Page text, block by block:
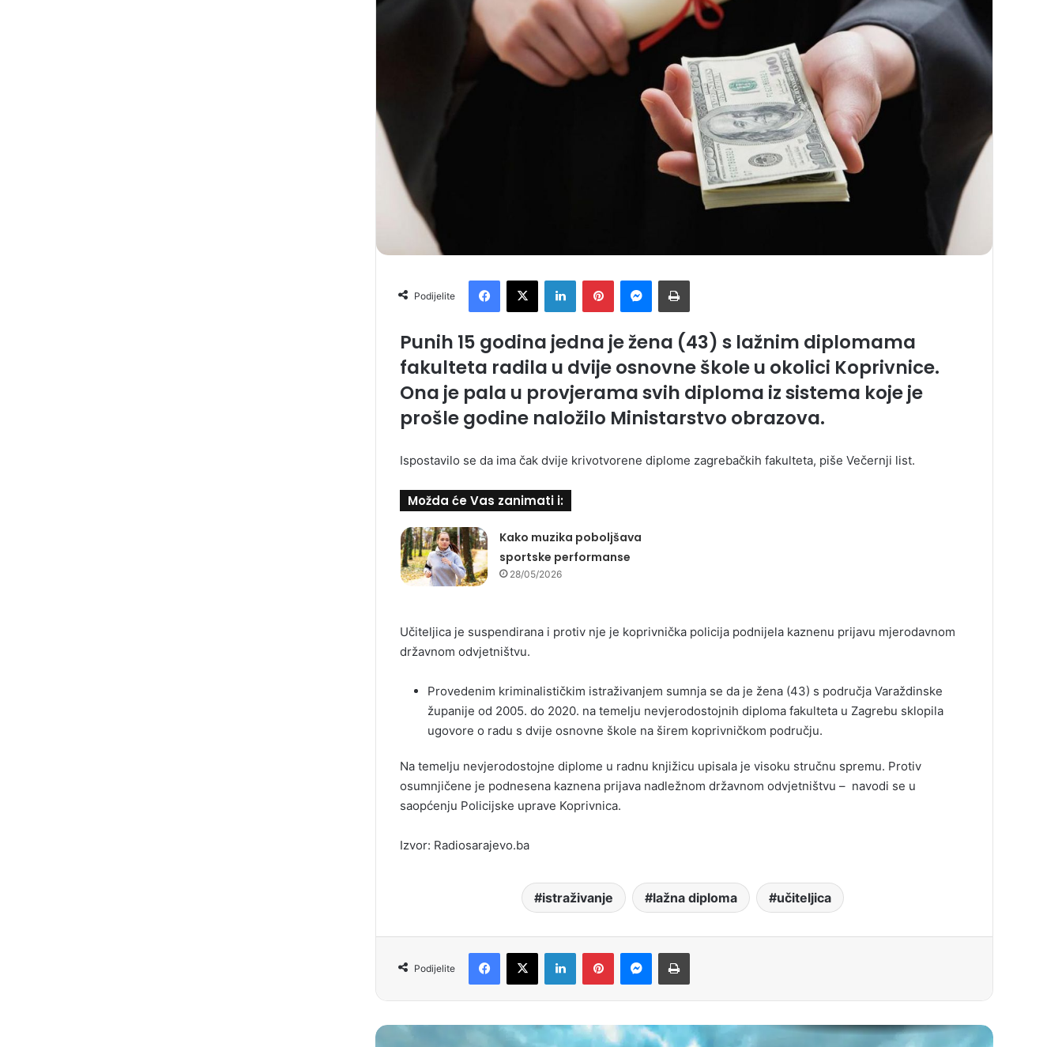
Podijelite
Punih 15 godina jedna je žena (43) s lažnim diplomama
fakulteta radila u dvije osnovne škole u okolici Koprivnice.
Ona je pala u provjerama svih diploma iz sistema koje je
prošle godine naložilo Ministarstvo obrazova.
Ispostavilo se da ima čak dvije krivotvorene diplome zagrebačkih fakulteta, piše Večernji list.
Možda će Vas zanimati i:
Kako muzika poboljšava
sportske performanse
28/05/2026
Učiteljica je suspendirana i protiv nje je koprivnička policija podnijela kaznenu prijavu mjerodavnom
državnom odvjetništvu.
Provedenim kriminalističkim istraživanjem sumnja se da je žena (43) s područja Varaždinske
županije od 2005. do 2020. na temelju nevjerodostojnih diploma fakulteta u Zagrebu sklopila
ugovore o radu s dvije osnovne škole na širem koprivničkom području.
Na temelju nevjerodostojne diplome u radnu knjižicu upisala je visoku stručnu spremu. Protiv
osumnjičene je podnesena kaznena prijava nadležnom državnom odvjetništvu – navodi se u
saopćenju Policijske uprave Koprivnica.
Izvor: Radiosarajevo.ba
istraživanje lažna diploma učiteljica
Podijelite